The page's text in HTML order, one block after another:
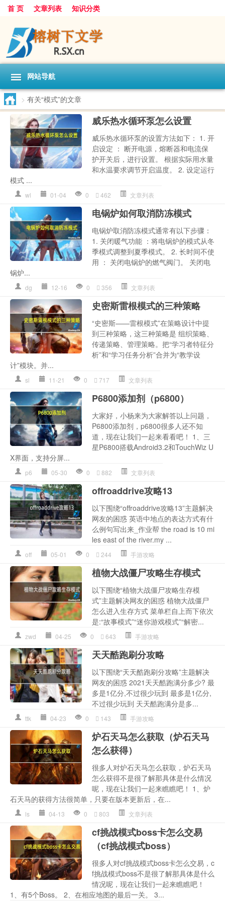
首 页 文章列表 知识分类
网站导航
> 有关“模式”的文章
威乐热水循环泵怎么设置
威乐热水循环泵的设置方法如下： 1. 开
启设定 ： 断开电源，熔断器和电流保
护开关后，进行设置。 根据实际用水量
和水温要求调节开启温度。 2. 设定运行
模式 ...
wl 01-04 0 462 文章列表
电锅炉如何取消防冻模式
电锅炉取消防冻模式通常有以下步骤：
1. 关闭暖气功能 ：将电锅炉的模式从冬
季模式调整到夏季模式。 2. 长时间不使
用 ： 关闭电锅炉的燃气阀门。 关闭电
锅炉...
dg 12-16 0 356 文章列表
史密斯雷根模式的三种策略
“史密斯——雷根模式”在策略设计中提
到三种策略，这三种策略是 组织策略、
传递策略、管理策略。把“学习者特征分
析”和“学习任务分析”合并为“教学设
计”模块。并...
sl 11-21 0 717 文章列表
P6800添加剂（p6800）
大家好，小杨来为大家解答以上问题，
P6800添加剂，p6800很多人还不知
道，现在让我们一起来看看吧！ 1、三
星P6800搭载Android3.2和TouchWiz U
X界面，支持分屏...
p6 05-30 0 882 文章列表
offroaddrive攻略13
以下围绕“offroaddrive攻略13”主题解决
网友的困惑 英语中地点的表达方式有什
么例句写出来_作业帮 the road is 10 mi
les east of the river.my ...
off 05-01 0 244 手游攻略
植物大战僵尸攻略生存模式
以下围绕“植物大战僵尸攻略生存模
式”主题解决网友的困惑 植物大战僵尸
怎么进入生存方式 菜单栏自上而下依次
是:“故事模式”“迷你游戏模式”“解密...
zwd 04-25 0 643 手游攻略
天天酷跑刷分攻略
以下围绕“天天酷跑刷分攻略”主题解决
网友的困惑 2021天天酷跑满分多少? 最
多是1亿分,不过很少玩到 最多是1亿分,
不过很少玩到 天天酷跑满分是多...
ttk 04-23 0 143 手游攻略
炉石天马怎么获取（炉石天马
怎么获得）
很多人对炉石天马怎么获取，炉石天马
怎么获得不是很了解那具体是什么情况
呢，现在让我们一起来瞧瞧吧！ 1、炉
石天马的获得方法很简单，只要在版本更新后，在...
ls 04-13 0 803 文章列表
cf挑战模式boss卡怎么交易
（cf挑战模式boss）
很多人对cf挑战模式boss卡怎么交易，c
f挑战模式boss不是很了解那具体是什么
情况呢，现在让我们一起来瞧瞧吧！
1、有5个Boss。 2、在相应地图的最后一关。 3...